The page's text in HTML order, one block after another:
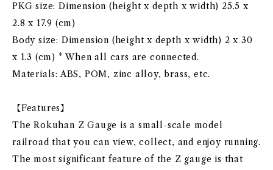
PKG size: Dimension (height x depth x width) 25.5 x
2.8 x 17.9 (cm)
Body size: Dimension (height x depth x width) 2 x 30
x 1.3 (cm) * When all cars are connected.
Materials: ABS, POM, zinc alloy, brass, etc.
【Features】
The Rokuhan Z Gauge is a small-scale model
railroad that you can view, collect, and enjoy running.
The most significant feature of the Z gauge is that